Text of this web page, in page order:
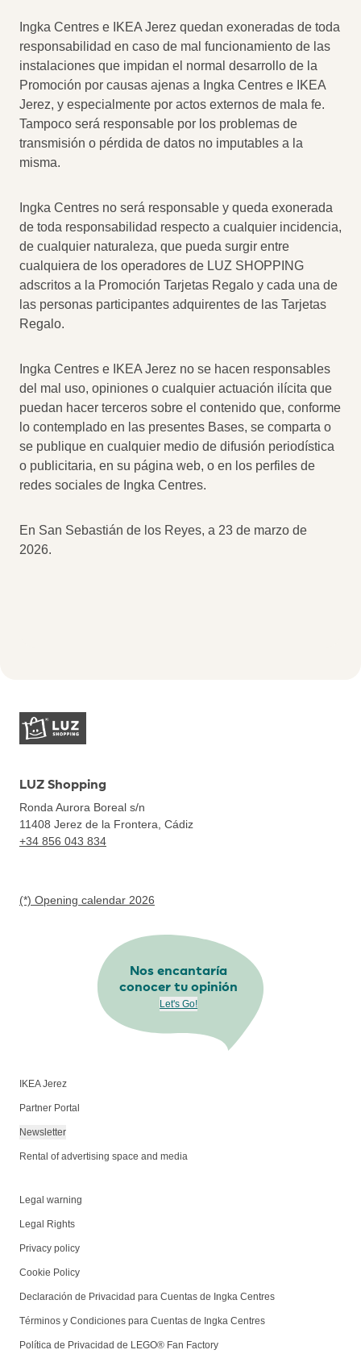
Ingka Centres e IKEA Jerez quedan exoneradas de toda
responsabilidad en caso de mal funcionamiento de las
instalaciones que impidan el normal desarrollo de la
Promoción por causas ajenas a Ingka Centres e IKEA
Jerez, y especialmente por actos externos de mala fe.
Tampoco será responsable por los problemas de
transmisión o pérdida de datos no imputables a la
misma.
Ingka Centres no será responsable y queda exonerada
de toda responsabilidad respecto a cualquier incidencia,
de cualquier naturaleza, que pueda surgir entre
cualquiera de los operadores de LUZ SHOPPING
adscritos a la Promoción Tarjetas Regalo y cada una de
las personas participantes adquirentes de las Tarjetas
Regalo.
Ingka Centres e IKEA Jerez no se hacen responsables
del mal uso, opiniones o cualquier actuación ilícita que
puedan hacer terceros sobre el contenido que, conforme
lo contemplado en las presentes Bases, se comparta o
se publique en cualquier medio de difusión periodística
o publicitaria, en su página web, o en los perfiles de
redes sociales de Ingka Centres.
En San Sebastián de los Reyes, a 23 de marzo de
2026.
LUZ Shopping
Ronda Aurora Boreal s/n
11408 Jerez de la Frontera, Cádiz
+34 856 043 834
(*) Opening calendar 2026
Nos encantaría
conocer tu opinión
Let's Go!
IKEA Jerez
Partner Portal
Newsletter
Rental of advertising space and media
Legal warning
Legal Rights
Privacy policy
Cookie Policy
Declaración de Privacidad para Cuentas de Ingka Centres
Términos y Condiciones para Cuentas de Ingka Centres
Política de Privacidad de LEGO® Fan Factory